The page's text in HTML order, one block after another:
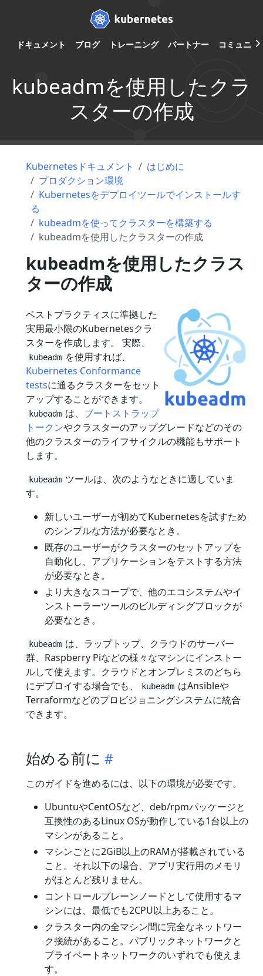
ドキュメント ブログ トレーニング パートナー コミュニテ
kubeadmを使用したクラ
スターの作成
Kubernetesドキュメント
はじめに
プロダクション環境
Kubernetesをデプロイツールでインストールす
る
kubeadmを使ってクラスターを構築する
kubeadmを使用したクラスターの作成
kubeadmを使用したクラス
ターの作成
ベストプラクティスに準拠した
実用最小限のKubernetesクラ
スターを作成します。 実際、
kubeadm を使用すれば、
Kubernetes Conformance
testsに通るクラスターをセット
アップすることができます。
kubeadm は、 ブートストラップ
トークンやクラスターのアップグレードなどのその
他のクラスターのライフサイクルの機能もサポート
します。
kubeadm ツールは、次のようなときに適していま
す。
新しいユーザーが初めてKubernetesを試すため
のシンプルな方法が必要なとき。
既存のユーザーがクラスターのセットアップを
自動化し、アプリケーションをテストする方法
が必要なとき。
より大きなスコープで、他のエコシステムやイ
ンストーラーツールのビルディングブロックが
必要なとき。
kubeadm は、ラップトップ、クラウドのサーバー
群、Raspberry Piなどの様々なマシンにインストー
ルして使えます。クラウドとオンプレミスのどちら
にデプロイする場合でも、
kubeadm はAnsibleや
Terraformなどのプロビジョニングシステムに統合
できます。
始める前に
このガイドを進めるには、以下の環境が必要です。
UbuntuやCentOSなど、deb/rpmパッケージと
互換性のあるLinux OSが動作している1台以上の
マシンがあること。
マシンごとに2GiB以上のRAMが搭載されている
こと。それ以下の場合、アプリ実行用のメモリ
がほとんど残りません。
コントロールプレーンノードとして使用するマ
シンには、最低でも2CPU以上あること。
クラスター内の全マシン間に完全なネットワー
ク接続があること。パブリックネットワークと
プライベートネットワークのいずれでも使えま
す。